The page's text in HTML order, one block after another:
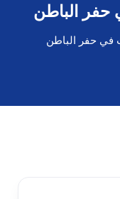
الباطن
في حفر الباطن